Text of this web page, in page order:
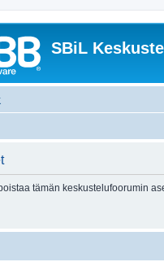
SBiL
tämän keskustelufoorumin